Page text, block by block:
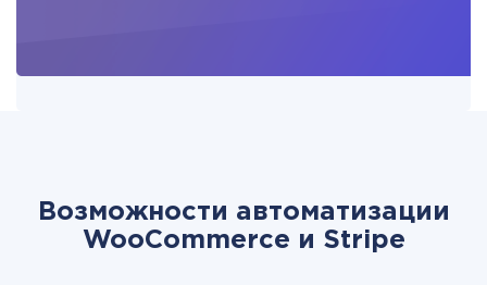
Возможности автоматизации
WooCommerce и Stripe